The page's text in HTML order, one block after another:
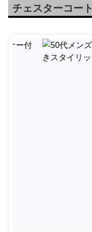
チェスターコート